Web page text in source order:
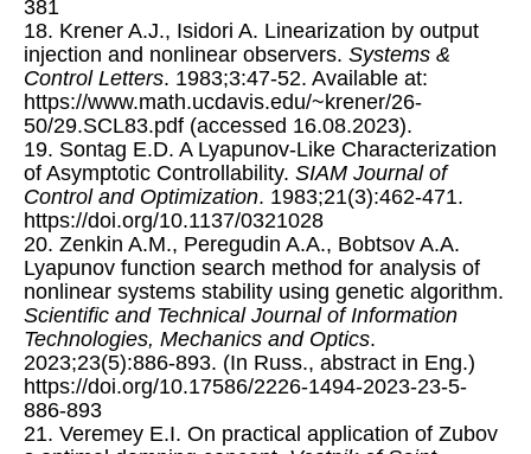
381
18. Krener A.J., Isidori A. Linearization by output
injection and nonlinear observers. Systems &
Control Letters. 1983;3:47-52. Available at:
https://www.math.ucdavis.edu/~krener/26-
50/29.SCL83.pdf (accessed 16.08.2023).
19. Sontag E.D. A Lyapunov-Like Characterization
of Asymptotic Controllability. SIAM Journal of
Control and Optimization. 1983;21(3):462-471.
https://doi.org/10.1137/0321028
20. Zenkin A.M., Peregudin A.A., Bobtsov A.A.
Lyapunov function search method for analysis of
nonlinear systems stability using genetic algorithm.
Scientific and Technical Journal of Information
Technologies, Mechanics and Optics.
2023;23(5):886-893. (In Russ., abstract in Eng.)
https://doi.org/10.17586/2226-1494-2023-23-5-
886-893
21. Veremey E.I. On practical application of Zubov